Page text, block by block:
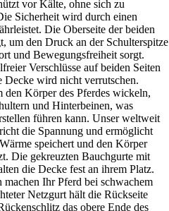
vor Kälte, ohne sich zu
Sicherheit wird durch einen
Die Oberseite der beiden
um den Druck an der Schulterspitze
und Bewegungsfreiheit sorgt.
Verschlüsse auf beiden Seiten
Decke wird nicht verrutschen.
Körper des Pferdes wickeln,
und Hinterbeinen, was
führen kann. Unser weltweit
die Spannung und ermöglicht
speichert und den Körper
Die gekreuzten Bauchgurte mit
die Decke fest an ihrem Platz.
Ihr Pferd bei schwachem
Netzgurt hält die Rückseite
das obere Ende des